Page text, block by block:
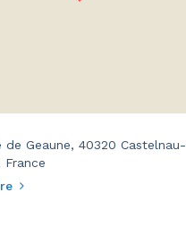
de Geaune, 40320 Castelnau-
France